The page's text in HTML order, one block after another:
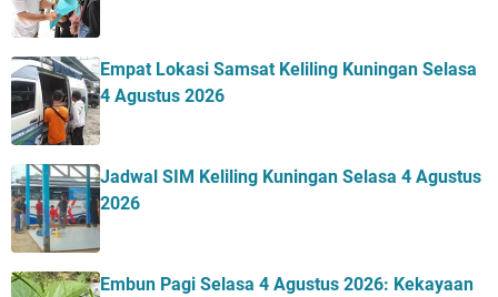
Empat Lokasi Samsat Keliling Kuningan Selasa
4 Agustus 2026
Jadwal SIM Keliling Kuningan Selasa 4 Agustus
2026
Embun Pagi Selasa 4 Agustus 2026: Kekayaan